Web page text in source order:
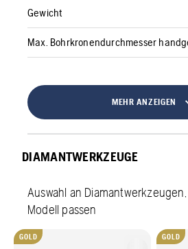
Gewicht
Max. Bohrkronendurchmesser
MEHR ANZEIGEN
DIAMANTWERKZEUGE
Auswahl an
Modell passen
GOLD GOLD